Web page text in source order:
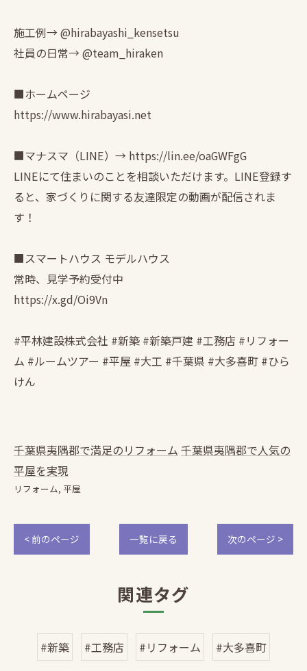
施工例→ @hirabayashi_kensetsu
社員の日常→ @team_hiraken
■ホームページ
https://www.hirabayasi.net
■マナスマ（LINE）→ https://lin.ee/oaGWFgG
LINEにて住まいのことを相談いただけます。LINE登録す
ると、家づくりに関する友達限定の動画が配信されま
す！
■スマートハウス モデルハウス
常時、見学予約受付中
https://x.gd/Oi9Vn
#平林建設株式会社 #新築 #新築戸建 #工務店 #リフォー
ム #ルームツアー #平屋 #大工 #千葉県 #大多喜町 #ひら
けん
千葉県夷隅郡で満足のリフォーム 千葉県夷隅郡で人気の
平屋を実現
リフォーム 平屋
< 前のページ 一覧に戻る 次のページ >
関連タグ
#新築 #工務店 #リフォーム #大多喜町